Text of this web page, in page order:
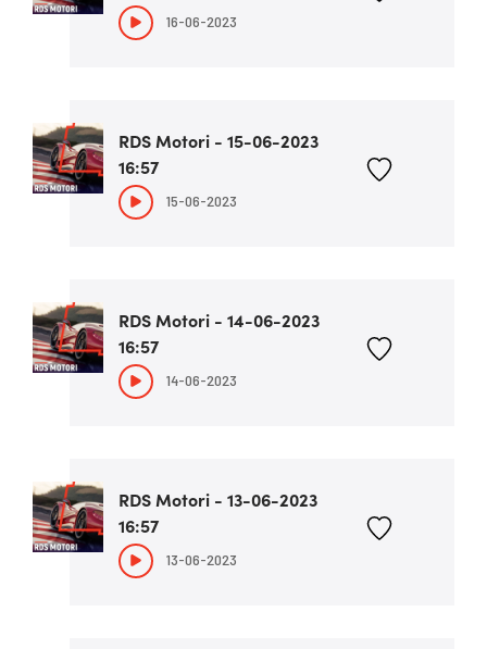
16-06-2023
RDS Motori - 15-06-2023
16:57
15-06-2023
RDS Motori - 14-06-2023
16:57
14-06-2023
RDS Motori - 13-06-2023
16:57
13-06-2023